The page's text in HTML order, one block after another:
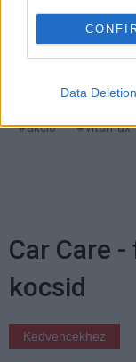
Data Deletion
#vodafone
#akció
#vitamax
Car Care
kocsid
Kedvencekhez